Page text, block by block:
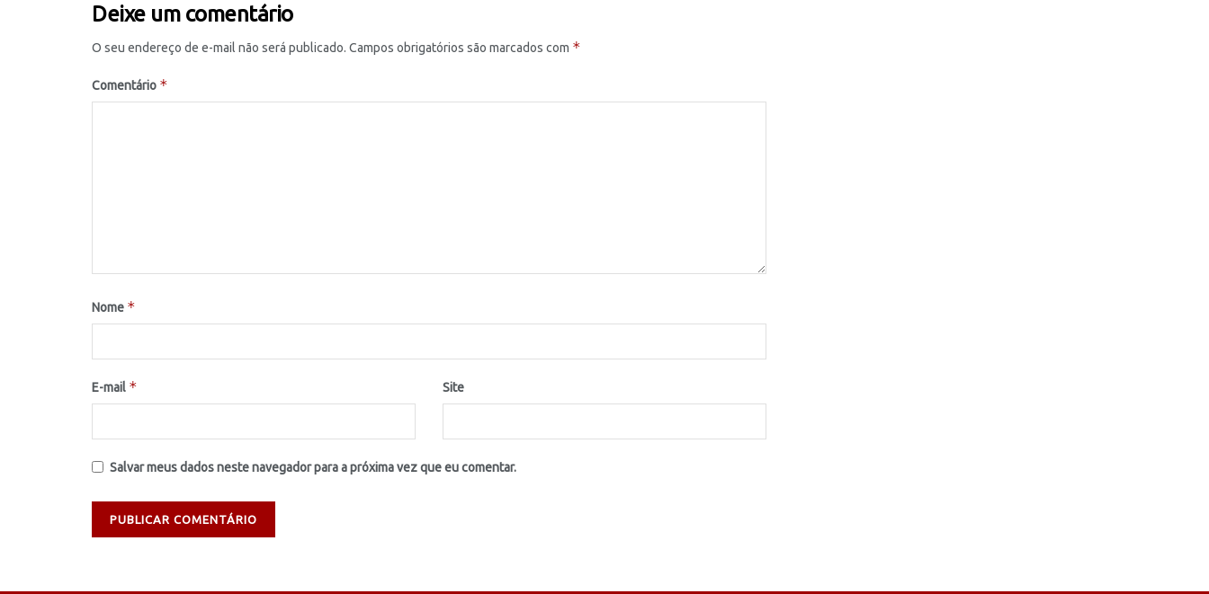
Deixe um comentário
O seu endereço de e-mail não será publicado. Campos obrigatórios são marcados com *
Comentário *
Nome *
E-mail * Site
Salvar meus dados neste navegador para a próxima vez que eu comentar.